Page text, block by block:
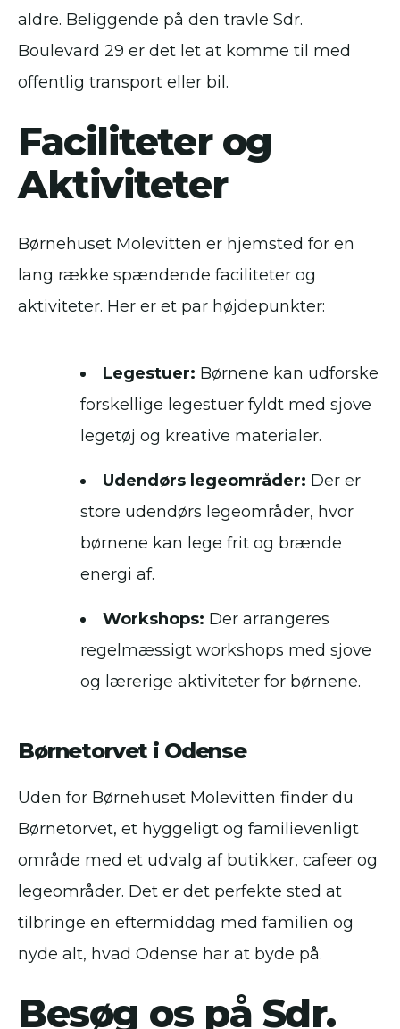
aldre. Beliggende på den travle Sdr.
Boulevard 29 er det let at komme til med
offentlig transport eller bil.
Faciliteter og
Aktiviteter
Børnehuset Molevitten er hjemsted for en
lang række spændende faciliteter og
aktiviteter. Her er et par højdepunkter:
Legestuer: Børnene kan udforske
forskellige legestuer fyldt med sjove
legetøj og kreative materialer.
Udendørs legeområder: Der er
store udendørs legeområder, hvor
børnene kan lege frit og brænde
energi af.
Workshops: Der arrangeres
regelmæssigt workshops med sjove
og lærerige aktiviteter for børnene.
Børnetorvet i Odense
Uden for Børnehuset Molevitten finder du
Børnetorvet, et hyggeligt og familievenligt
område med et udvalg af butikker, cafeer og
legeområder. Det er det perfekte sted at
tilbringe en eftermiddag med familien og
nyde alt, hvad Odense har at byde på.
Besøg os på Sdr.